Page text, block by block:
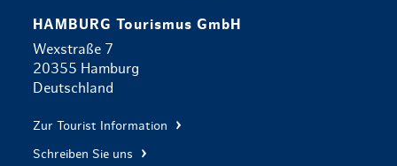
HAMBURG Tourismus GmbH
Wexstraße 7
20355 Hamburg
Deutschland
Zur Tourist Information
Schreiben Sie uns